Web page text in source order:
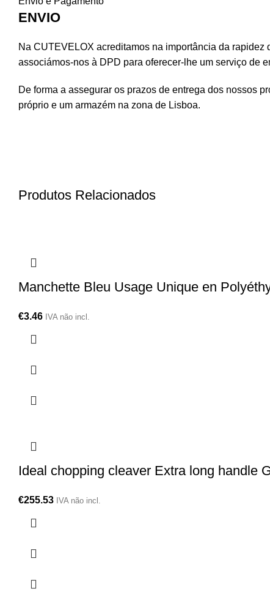
ENVIO
Na CUTEVELOX acreditamos na importância da rapidez
associámos-nos à DPD para oferecer-lhe um serviço de
De forma a assegurar os prazos de entrega dos nossos
próprio e um armazém na zona de Lisboa.
Produtos Relacionados
Manchette Bleu Usage Unique en
€3.46 IVA não incl.
Ideal chopping cleaver Extra long handle
€255.53 IVA não incl.